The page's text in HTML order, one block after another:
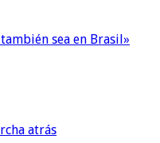
sea en Brasil»
atrás